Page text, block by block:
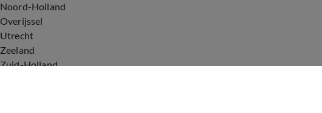
Noord-Holland
Overijssel
Utrecht
Zeeland
Zuid-Holland